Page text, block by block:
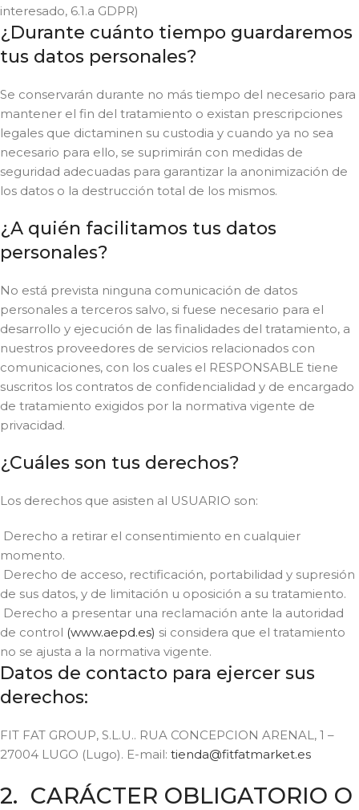
interesado, 6.1.a GDPR)
¿Durante cuánto tiempo guardaremos
tus datos personales?
Se conservarán durante no más tiempo del necesario para
mantener el fin del tratamiento o existan prescripciones
legales que dictaminen su custodia y cuando ya no sea
necesario para ello, se suprimirán con medidas de
seguridad adecuadas para garantizar la anonimización de
los datos o la destrucción total de los mismos.
¿A quién facilitamos tus datos
personales?
No está prevista ninguna comunicación de datos
personales a terceros salvo, si fuese necesario para el
desarrollo y ejecución de las finalidades del tratamiento, a
nuestros proveedores de servicios relacionados con
comunicaciones, con los cuales el RESPONSABLE tiene
suscritos los contratos de confidencialidad y de encargado
de tratamiento exigidos por la normativa vigente de
privacidad.
¿Cuáles son tus derechos?
Los derechos que asisten al USUARIO son:
Derecho a retirar el consentimiento en cualquier
momento.
Derecho de acceso, rectificación, portabilidad y supresión
de sus datos, y de limitación u oposición a su tratamiento.
Derecho a presentar una reclamación ante la autoridad
de control (www.aepd.es) si considera que el tratamiento
no se ajusta a la normativa vigente.
Datos de contacto para ejercer sus
derechos:
FIT FAT GROUP, S.L.U.. RUA CONCEPCION ARENAL, 1 –
27004 LUGO (Lugo). E-mail: tienda@fitfatmarket.es
2. CARÁCTER OBLIGATORIO O